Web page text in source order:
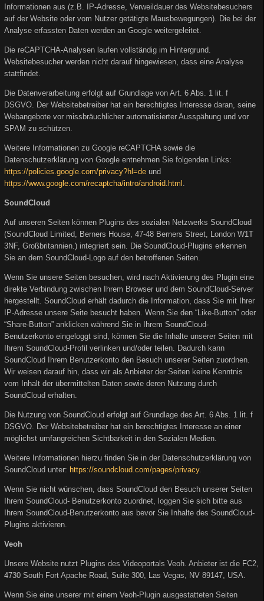
Informationen aus (z.B. IP-Adresse, Verweildauer des Websitebesuchers
auf der Website oder vom Nutzer getätigte Mausbewegungen). Die bei der
Analyse erfassten Daten werden an Google weitergeleitet.
Die reCAPTCHA-Analysen laufen vollständig im Hintergrund.
Websitebesucher werden nicht darauf hingewiesen, dass eine Analyse
stattfindet.
Die Datenverarbeitung erfolgt auf Grundlage von Art. 6 Abs. 1 lit. f
DSGVO. Der Websitebetreiber hat ein berechtigtes Interesse daran, seine
Webangebote vor missbräuchlicher automatisierter Ausspähung und vor
SPAM zu schützen.
Weitere Informationen zu Google reCAPTCHA sowie die
Datenschutzerklärung von Google entnehmen Sie folgenden Links:
https://policies.google.com/privacy?hl=de und
https://www.google.com/recaptcha/intro/android.html
SoundCloud
Auf unseren Seiten können Plugins des sozialen Netzwerks SoundCloud
(SoundCloud Limited, Berners House, 47-48 Berners Street, London W1T
3NF, Großbritannien.) integriert sein. Die SoundCloud-Plugins erkennen
Sie an dem SoundCloud-Logo auf den betroffenen Seiten.
Wenn Sie unsere Seiten besuchen, wird nach Aktivierung des Plugin eine
direkte Verbindung zwischen Ihrem Browser und dem SoundCloud-Server
hergestellt. SoundCloud erhält dadurch die Information, dass Sie mit Ihrer
IP-Adresse unsere Seite besucht haben. Wenn Sie den “Like-Button” oder
“Share-Button” anklicken während Sie in Ihrem SoundCloud-
Benutzerkonto eingeloggt sind, können Sie die Inhalte unserer Seiten mit
Ihrem SoundCloud-Profil verlinken und/oder teilen. Dadurch kann
SoundCloud Ihrem Benutzerkonto den Besuch unserer Seiten zuordnen.
Wir weisen darauf hin, dass wir als Anbieter der Seiten keine Kenntnis
vom Inhalt der übermittelten Daten sowie deren Nutzung durch
SoundCloud erhalten.
Die Nutzung von SoundCloud erfolgt auf Grundlage des Art. 6 Abs. 1 lit. f
DSGVO. Der Websitebetreiber hat ein berechtigtes Interesse an einer
möglichst umfangreichen Sichtbarkeit in den Sozialen Medien.
Weitere Informationen hierzu finden Sie in der Datenschutzerklärung von
SoundCloud unter: https://soundcloud.com/pages/privacy.
Wenn Sie nicht wünschen, dass SoundCloud den Besuch unserer Seiten
Ihrem SoundCloud- Benutzerkonto zuordnet, loggen Sie sich bitte aus
Ihrem SoundCloud-Benutzerkonto aus bevor Sie Inhalte des SoundCloud-
Plugins aktivieren.
Veoh
Unsere Website nutzt Plugins des Videoportals Veoh. Anbieter ist die FC2,
4730 South Fort Apache Road, Suite 300, Las Vegas, NV 89147, USA.
Wenn Sie eine unserer mit einem Veoh-Plugin ausgestatteten Seiten